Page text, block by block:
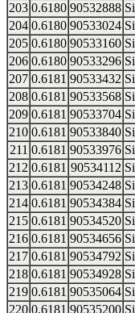
203 0.6180 90532888
204 0.6180 90533024
205 0.6180 90533160
206 0.6180 90533296
207 0.6181 90533432
208 0.6181 90533568
209 0.6181 90533704
210 0.6181 90533840
211 0.6181 90533976
212 0.6181 90534112
213 0.6181 90534248
214 0.6181 90534384
215 0.6181 90534520
216 0.6181 90534656
217 0.6181 90534792
218 0.6181 90534928
219 0.6181 90535064
220 0.6181 90535200